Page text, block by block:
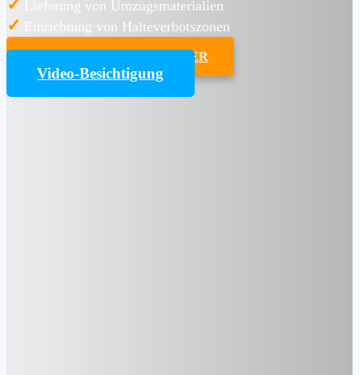
✓ Lieferung von Umzugsmaterialien
✓ Einrichtung von Halteverbotszonen
UMZUGSKOSTENRECHNER
Video-Besichtigung